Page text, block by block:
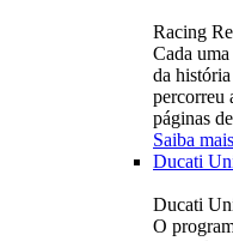
Racing
Cada
da
percorreu
páginas
Saiba mais
Ducati
Ducati
O